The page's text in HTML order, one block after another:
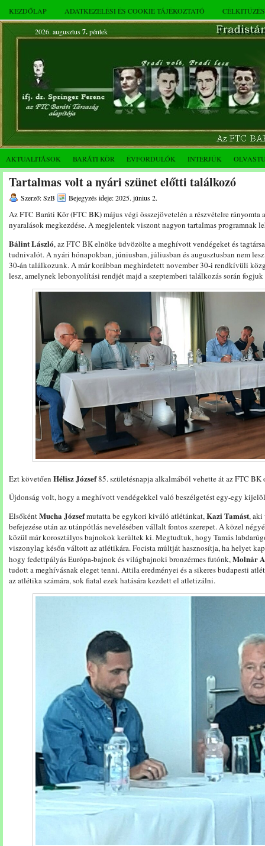
KEZDŐLAP ADATKEZELÉSI ÉS COOKIE TÁJÉKOZTATÓ
2026. augusztus 7.péntek
AKTUALITÁSOK BARÁTI KÖR ÉVFORDULÓK INTERJÚK
Tartalmas volt a nyári szünet előtti találkozó
Szerző: SzB Bejegyzés ideje: 2025. június 2.
Az FTC Baráti Kör (FTC BK) május végi összejövetelén a részvételre rányomta
nyaralások megkezdése. A megjelentek viszont nagyon tartalmas programnak
Bálint László, az FTC BK elnöke üdvözölte a meghívott vendégeket és
tudnivalót. A nyári hónapokban, júniusban, júliusban és augusztusban nem
30-án találkozunk. A már korábban meghirdetett november 30-i rendkívüli
lesz, amelynek lebonyolítási rendjét majd a szeptemberi találkozás során
Ezt követően Hélisz József85. születésnapja alkalmából vehette át az FTC BK
Újdonság volt, hogy a meghívott vendégekkel való beszélgetést egy-egy
ElsőkéntMucha Józsefmutatta be egykori kiváló atlétánkat,Kazi Tamást, aki
befejezése után az utánpótlás nevelésében vállalt fontos szerepet. A közel
közül már korosztályos bajnokok kerültek ki. Megtudtuk, hogy Tamás
viszonylag későn váltott az atlétikára. Focista múltját hasznosítja, ha helyet
hogy fedettpályás Európa-bajnok és világbajnoki bronzérmes futónk,Molnár
tudott a meghívásnak eleget tenni. Attila eredményei és a sikeres budapesti
az atlétika számára, sok fiatal ezek hatására kezdett el atletizálni.